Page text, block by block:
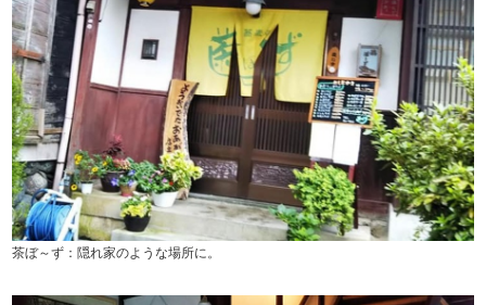
茶ぼ～ず：隠れ家のような場所に。